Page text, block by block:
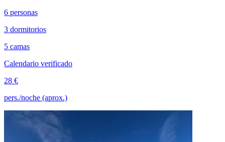
6 personas
3 dormitorios
5 camas
Calendario verificado
28 €
pers./noche (aprox.)